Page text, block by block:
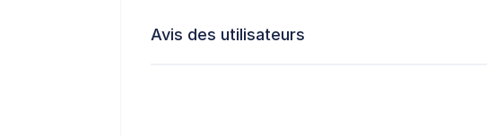
Avis des utilisateurs